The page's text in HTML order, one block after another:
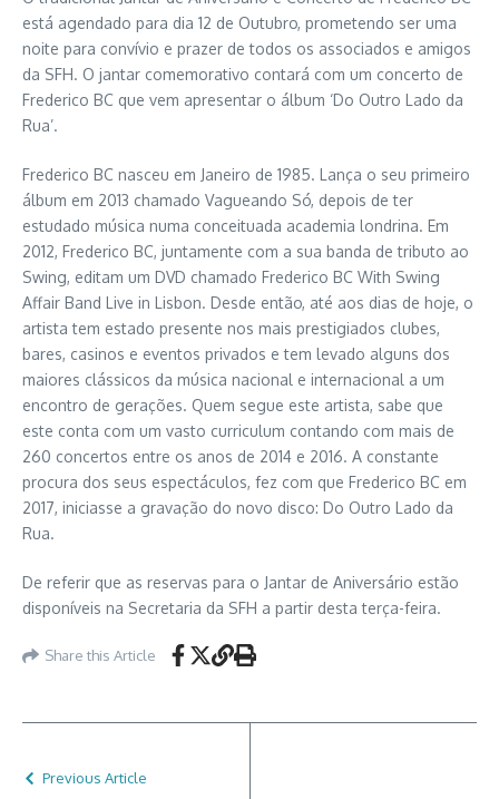
está agendado para dia 12 de Outubro, prometendo ser uma
noite para convívio e prazer de todos os associados e amigos
da SFH. O jantar comemorativo contará com um concerto de
Frederico BC que vem apresentar o álbum ‘Do Outro Lado da
Rua’.
Frederico BC nasceu em Janeiro de 1985. Lança o seu primeiro
álbum em 2013 chamado Vagueando Só, depois de ter
estudado música numa conceituada academia londrina. Em
2012, Frederico BC, juntamente com a sua banda de tributo ao
Swing, editam um DVD chamado Frederico BC With Swing
Affair Band Live in Lisbon. Desde então, até aos dias de hoje, o
artista tem estado presente nos mais prestigiados clubes,
bares, casinos e eventos privados e tem levado alguns dos
maiores clássicos da música nacional e internacional a um
encontro de gerações. Quem segue este artista, sabe que
este conta com um vasto curriculum contando com mais de
260 concertos entre os anos de 2014 e 2016. A constante
procura dos seus espectáculos, fez com que Frederico BC em
2017, iniciasse a gravação do novo disco: Do Outro Lado da
Rua.
De referir que as reservas para o Jantar de Aniversário estão
disponíveis na Secretaria da SFH a partir desta terça-feira.
Share this Article
Previous Article